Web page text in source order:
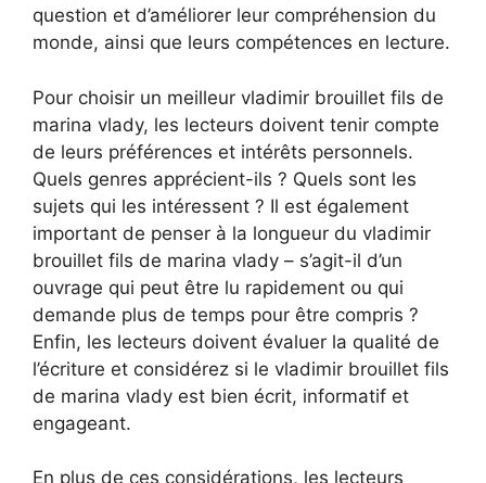
question et d’améliorer leur compréhension du
monde, ainsi que leurs compétences en lecture.
Pour choisir un meilleur vladimir brouillet fils de
marina vlady, les lecteurs doivent tenir compte
de leurs préférences et intérêts personnels.
Quels genres apprécient-ils ? Quels sont les
sujets qui les intéressent ? Il est également
important de penser à la longueur du vladimir
brouillet fils de marina vlady – s’agit-il d’un
ouvrage qui peut être lu rapidement ou qui
demande plus de temps pour être compris ?
Enfin, les lecteurs doivent évaluer la qualité de
l’écriture et considérez si le vladimir brouillet fils
de marina vlady est bien écrit, informatif et
engageant.
En plus de ces considérations, les lecteurs